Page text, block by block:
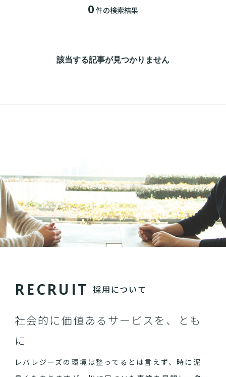
0 件の検索結果
該当する記事が見つかりません
RECRU IT 採用について
社会的に価値あるサービスを、とも
に
レバレジーズの環境は整ってるとは言えず、時に泥